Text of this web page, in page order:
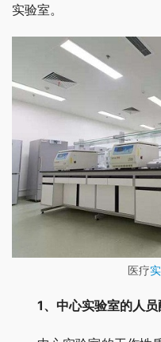
实验室。
医疗
1、中心实验室的人员